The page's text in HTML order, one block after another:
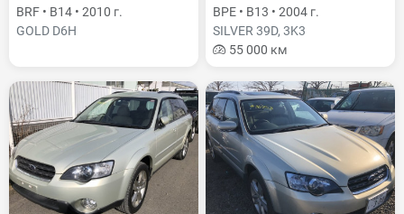
BRF • B14 • 2010 г.
GOLD D6H
BPE • B13 • 2004 г.
SILVER 39D, 3K3
55 000 км